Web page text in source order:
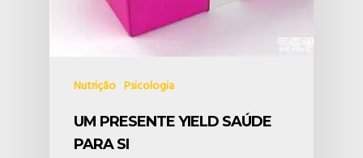
Nutrição Psicologia
UM PRESENTE YIELD SAÚDE
PARA SI